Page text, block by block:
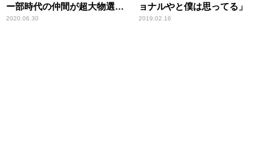
ー部時代の仲間が超大物選手
と友人関係だった
2020.06.30
ョナルやと僕は思ってる」
2019.02.16